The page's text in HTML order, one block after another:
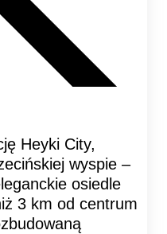
Heyki City,
wyspie –
osiedle
3 km od centrum